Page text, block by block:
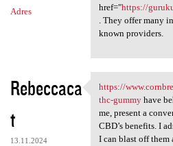
Adres
href="https://
. They offer many
known providers.
Rebeccaca
t
13.11.2024
https://
https://
thc-gummyhave
me, present a
CBD’s benefits. I
I can blast off them